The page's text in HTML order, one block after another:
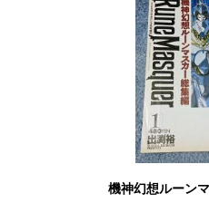
機神幻想ルーン